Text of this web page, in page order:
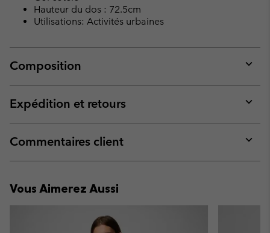
Hauteur du dos : 72.5cm
Utilisations: Activités urbaines
Composition
or
Expédition et retours
or
Commentaires client
or
Vous Aimerez Aussi